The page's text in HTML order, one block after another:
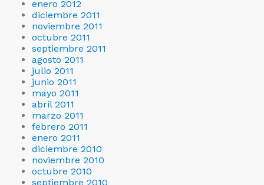
enero 2012
diciembre 2011
noviembre 2011
octubre 2011
septiembre 2011
agosto 2011
julio 2011
junio 2011
mayo 2011
abril 2011
marzo 2011
febrero 2011
enero 2011
diciembre 2010
noviembre 2010
octubre 2010
septiembre 2010